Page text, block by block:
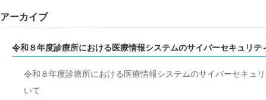
アーカイブ
令和８年度診療所における医療情報システムのサイバーセキュリテ
令和８年度診療所における医療情報システムのサイバーセキュ
いて